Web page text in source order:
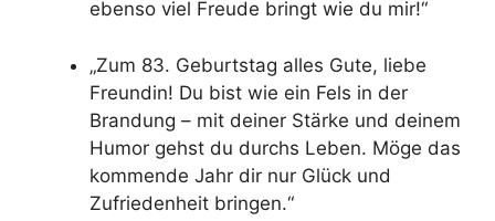
ebenso viel Freude bringt wie du mir!“
„Zum 83. Geburtstag alles Gute, liebe
Freundin! Du bist wie ein Fels in der
Brandung – mit deiner Stärke und deinem
Humor gehst du durchs Leben. Möge das
kommende Jahr dir nur Glück und
Zufriedenheit bringen.“